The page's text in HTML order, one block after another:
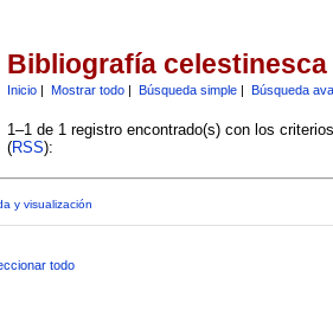
Bibliografía celestinesca
Inicio| Mostrar todo| Búsqueda simple| Búsqueda
1–1 de 1 registro encontrado(s) con los
(RSS):
y visualización
todo